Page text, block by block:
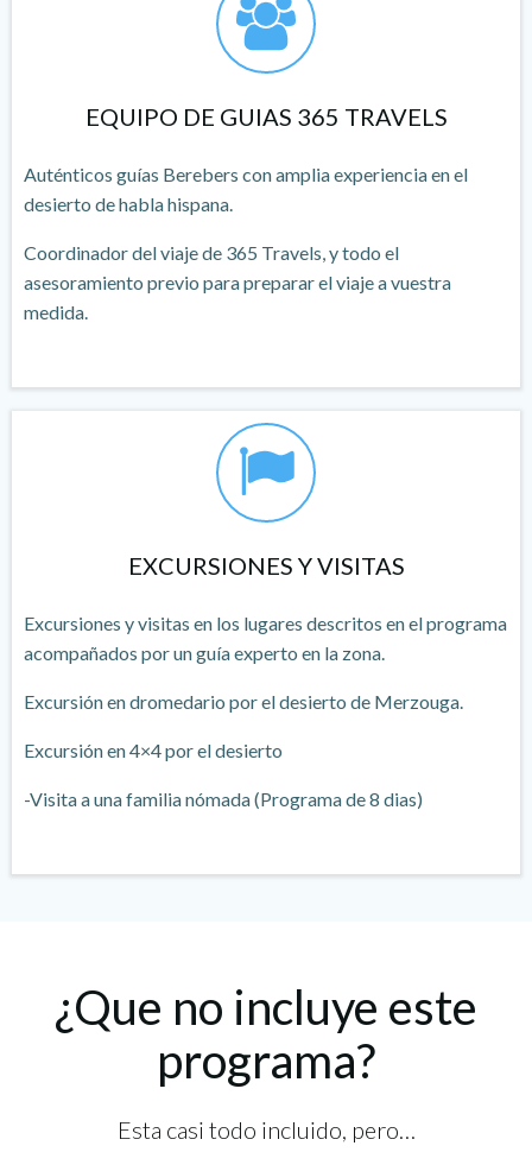
EQUIPO DE GUIAS 365 TRAVELS
Auténticos guías Berebers con amplia experiencia en el
desierto de habla hispana.
Coordinador del viaje de 365 Travels, y todo el
asesoramiento previo para preparar el viaje a vuestra
medida.
EXCURSIONES Y VISITAS
Excursiones y visitas en los lugares descritos en el programa
acompañados por un guía experto en la zona.
Excursión en dromedario por el desierto de Merzouga.
Excursión en 4×4 por el desierto
-Visita a una familia nómada (Programa de 8 dias)
¿Que no incluye este
programa?
Esta casi todo incluido, pero…